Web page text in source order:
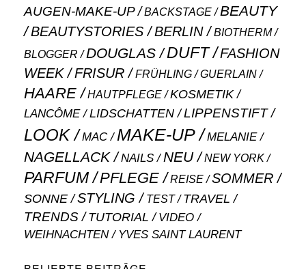
AUGEN-MAKE-UP BACKSTAGE BEAUTY
BEAUTYSTORIES BERLIN
BIOTHERM
BLOGGER
DOUGLAS DUFT
FASHION
WEEK
FRISUR FRÜHLING GUERLAIN
HAARE HAUTPFLEGE
KOSMETIK
LANCÔME
LIDSCHATTEN LIPPENSTIFT
LOOK MAC MAKE-UP MELANIE
NAGELLACK NAILS NEU NEW YORK
PARFUM PFLEGE REISE SOMMER
SONNE STYLING TEST TRAVEL
TRENDS TUTORIAL VIDEO
WEIHNACHTEN YVES SAINT LAURENT